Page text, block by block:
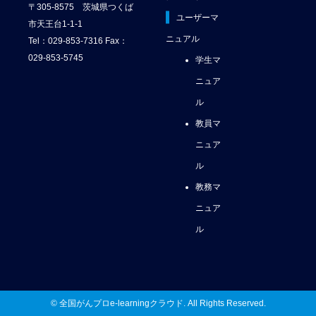
〒305-8575 茨城県つくば
市天王台1-1-1
Tel：029-853-7316 Fax：
029-853-5745
ユーザーマ
ニュアル
学生マ
ニュア
ル
教員マ
ニュア
ル
教務マ
ニュア
ル
© 全国がんプロe-learningクラウド. All Rights Reserved.